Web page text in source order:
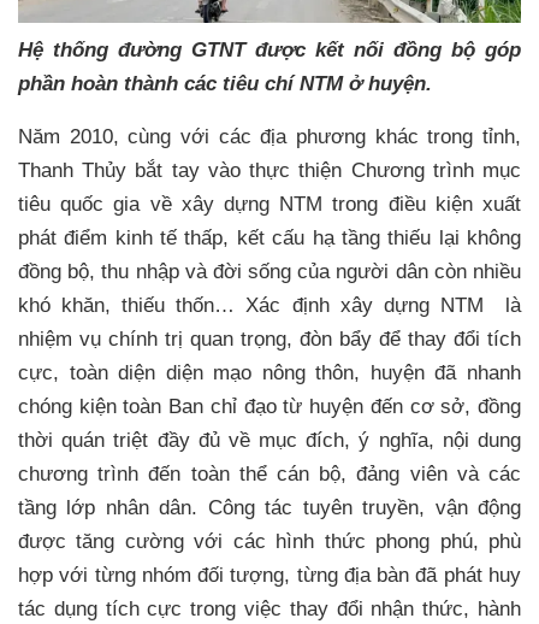
Hệ thống đường GTNT được kết nối đồng bộ góp
phần hoàn thành các tiêu chí NTM ở huyện.
Năm 2010, cùng với các địa phương khác trong tỉnh,
Thanh Thủy bắt tay vào thực thiện Chương trình mục
tiêu quốc gia về xây dựng NTM trong điều kiện xuất
phát điểm kinh tế thấp, kết cấu hạ tầng thiếu lại không
đồng bộ, thu nhập và đời sống của người dân còn nhiều
khó khăn, thiếu thốn… Xác định xây dựng NTM là
nhiệm vụ chính trị quan trọng, đòn bẩy để thay đổi tích
cực, toàn diện diện mạo nông thôn, huyện đã nhanh
chóng kiện toàn Ban chỉ đạo từ huyện đến cơ sở, đồng
thời quán triệt đầy đủ về mục đích, ý nghĩa, nội dung
chương trình đến toàn thể cán bộ, đảng viên và các
tầng lớp nhân dân. Công tác tuyên truyền, vận động
được tăng cường với các hình thức phong phú, phù
hợp với từng nhóm đối tượng, từng địa bàn đã phát huy
tác dụng tích cực trong việc thay đổi nhận thức, hành